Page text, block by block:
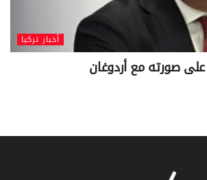
أخبار تركيا
صورته مع أردوغان